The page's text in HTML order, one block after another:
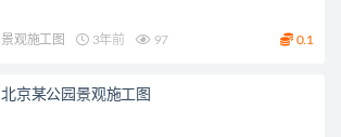
景观施工图 3年前 97 0.1
北京某公园景观施工图